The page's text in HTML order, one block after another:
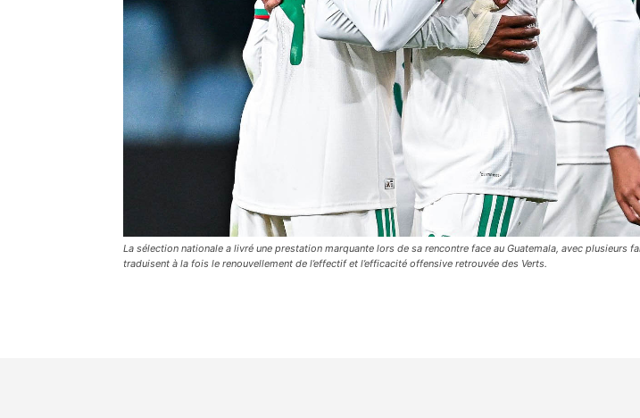
La sélection nationale a livré une prestation marquante lors de sa rencontre face au Guatemala, avec plusieurs
traduisent à la fois le renouvellement de l’effectif et l’efficacité offensive retrouvée des Verts.